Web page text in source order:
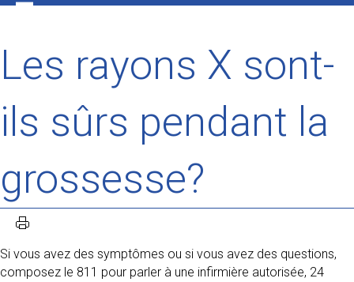
Les rayons X sont-
ils sûrs pendant la
grossesse?
Si vous avez des symptômes ou si vous avez des questions,
composez le 811 pour parler à une infirmière autorisée, 24